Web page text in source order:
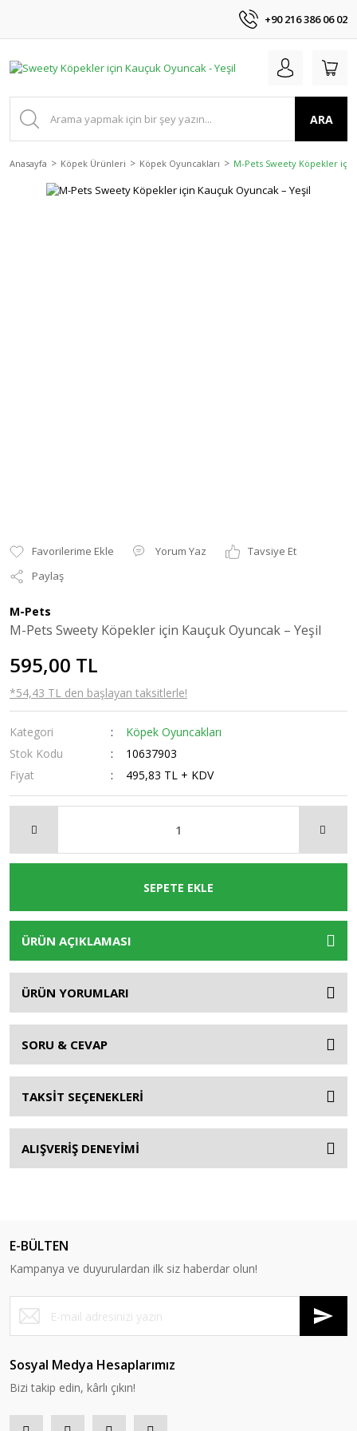
+90 216 386 06 02
ARA
Anasayfa Köpek Ürünleri Köpek Oyuncakları M-Pets Sweety Köpekler
Yorum Yaz
Tavsiye Et
Paylaş
M-Pets
M-Pets Sweety Köpekler için Kauçuk Oyuncak – Yeşil
595,00 TL
*54,43 TL den başlayan taksitlerle!
Kategori
Köpek Oyuncakları
Stok Kodu
10637903
Fiyat
495,83 TL + KDV
SEPETE EKLE
ÜRÜN AÇIKLAMASI
ÜRÜN YORUMLARI
SORU & CEVAP
TAKSİT SEÇENEKLERİ
ALIŞVERİŞ DENEYİMİ
E-BÜLTEN
Kampanya ve duyurulardan ilk siz haberdar olun!
Sosyal Medya Hesaplarımız
Bizi takip edin, kârlı çıkın!